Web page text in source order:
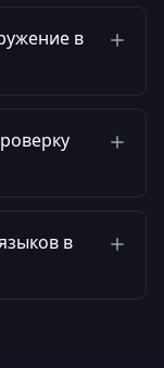
в
в